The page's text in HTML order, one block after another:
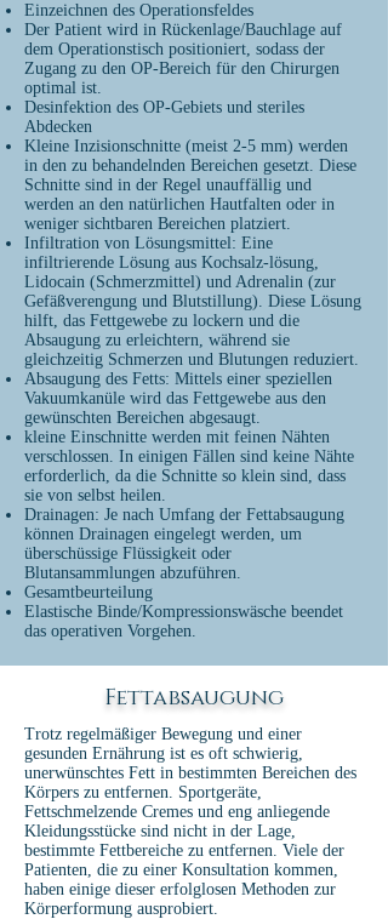
Einzeichnen des Operationsfeldes
Der Patient wird in Rückenlage/Bauchlage auf
dem Operationstisch positioniert, sodass der
Zugang zu den OP-Bereich für den Chirurgen
optimal ist.
Desinfektion des OP-Gebiets und steriles
Abdecken
Kleine Inzisionschnitte (meist 2-5 mm) werden
in den zu behandelnden Bereichen gesetzt. Diese
Schnitte sind in der Regel unauffällig und
werden an den natürlichen Hautfalten oder in
weniger sichtbaren Bereichen platziert.
Infiltration von Lösungsmittel: Eine
infiltrierende Lösung aus Kochsalz-lösung,
Lidocain (Schmerzmittel) und Adrenalin (zur
Gefäßverengung und Blutstillung). Diese Lösung
hilft, das Fettgewebe zu lockern und die
Absaugung zu erleichtern, während sie
gleichzeitig Schmerzen und Blutungen reduziert.
Absaugung des Fetts: Mittels einer speziellen
Vakuumkanüle wird das Fettgewebe aus den
gewünschten Bereichen abgesaugt.
kleine Einschnitte werden mit feinen Nähten
verschlossen. In einigen Fällen sind keine Nähte
erforderlich, da die Schnitte so klein sind, dass
sie von selbst heilen.
Drainagen: Je nach Umfang der Fettabsaugung
können Drainagen eingelegt werden, um
überschüssige Flüssigkeit oder
Blutansammlungen abzuführen.
Gesamtbeurteilung
Elastische Binde/Kompressionswäsche beendet
das operativen Vorgehen.
Fettabsaugung
Trotz regelmäßiger Bewegung und einer
gesunden Ernährung ist es oft schwierig,
unerwünschtes Fett in bestimmten Bereichen des
Körpers zu entfernen. Sportgeräte,
Fettschmelzende Cremes und eng anliegende
Kleidungsstücke sind nicht in der Lage,
bestimmte Fettbereiche zu entfernen. Viele der
Patienten, die zu einer Konsultation kommen,
haben einige dieser erfolglosen Methoden zur
Körperformung ausprobiert.